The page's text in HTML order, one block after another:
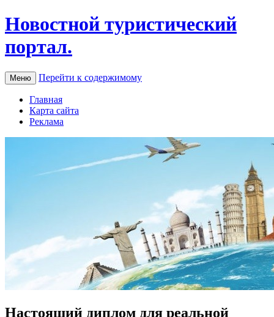
Новостной туристический
портал.
Меню Перейти к содержимому
Главная
Карта сайта
Реклама
Настоящий диплом для реальной